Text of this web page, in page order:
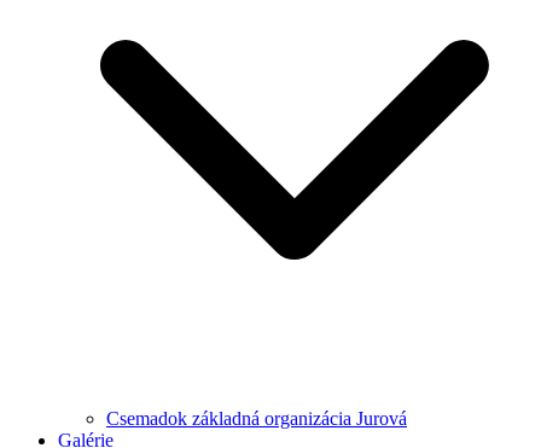
Csemadok základná organizácia Jurová
Galérie